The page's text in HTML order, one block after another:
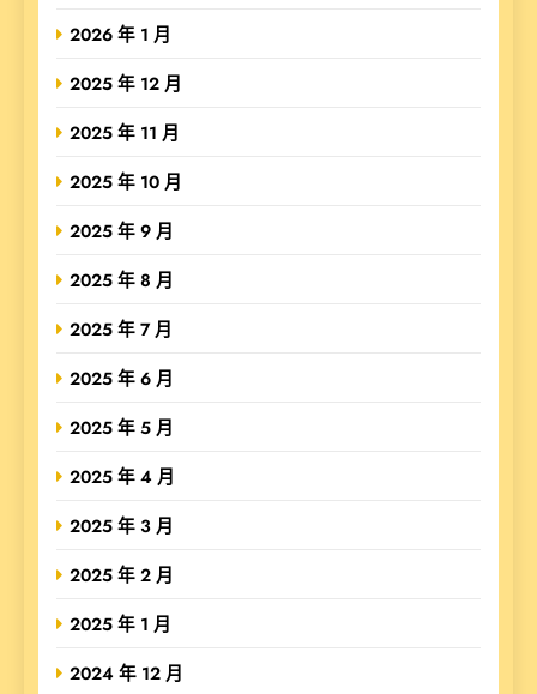
2026 年 1 月
2025 年 12 月
2025 年 11 月
2025 年 10 月
2025 年 9 月
2025 年 8 月
2025 年 7 月
2025 年 6 月
2025 年 5 月
2025 年 4 月
2025 年 3 月
2025 年 2 月
2025 年 1 月
2024 年 12 月